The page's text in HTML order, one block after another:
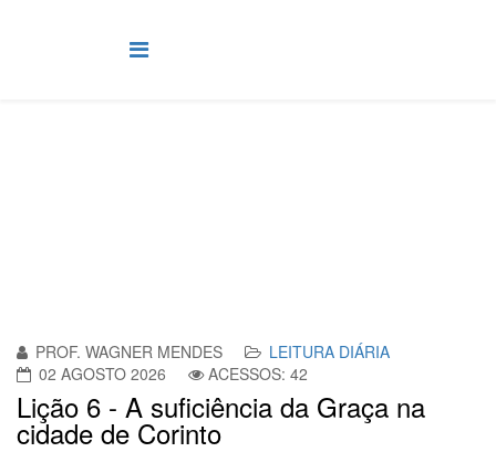
PROF. WAGNER MENDES
LEITURA DIÁRIA
02 AGOSTO 2026
ACESSOS: 42
Lição 6 - A suficiência da Graça na
cidade de Corinto